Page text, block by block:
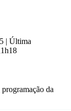
| Última
da